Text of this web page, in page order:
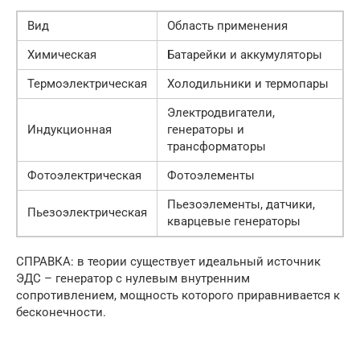
Вид
Область применения
Химическая
Батарейки и аккумуляторы
Термоэлектрическая
Холодильники и термопары
Индукционная
Электродвигатели,
генераторы и
трансформаторы
Фотоэлектрическая
Фотоэлементы
Пьезоэлектрическая
Пьезоэлементы, датчики,
кварцевые генераторы
СПРАВКА: в теории существует идеальный источник
ЭДС – генератор с нулевым внутренним
сопротивлением, мощность которого приравнивается к
бесконечности.